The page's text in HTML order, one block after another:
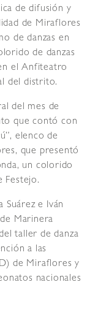
de difusión y
de Miraflores
de danzas en
de danzas
el Anfiteatro
del distrito.
del mes de
que contó con
elenco de
que presentó
un colorido
Festejo.
e Iván
Marinera
taller de danza
a las
de Miraflores y
nacionales